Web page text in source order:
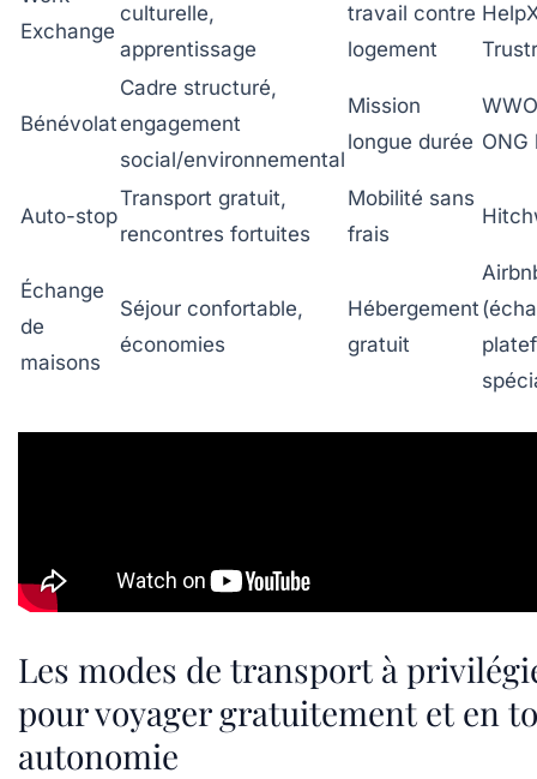
Exchange
culturelle,
apprentissage
travail contre
logement
Bénévolat
Cadre structuré,
engagement
social/environnemental
Mission
longue durée ONG
Auto-stop
Transport gratuit,
rencontres fortuites
Mobilité sans
frais
Échange
de
maisons
Séjour confortable,
économies
Hébergement
gratuit
Les modes de transport à
pour voyager gratuitement et en
autonomie